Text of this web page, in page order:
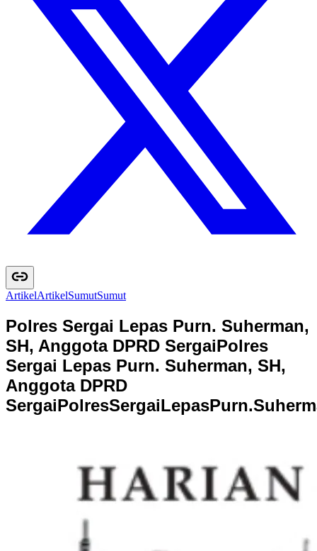
ArtikelArtikelSumutSumut
Polres Sergai Lepas Purn. Suherman,
SH, Anggota DPRD SergaiPolres
Sergai Lepas Purn. Suherman, SH,
Anggota DPRD
SergaiPolresSergaiLepasPurn.Suherm